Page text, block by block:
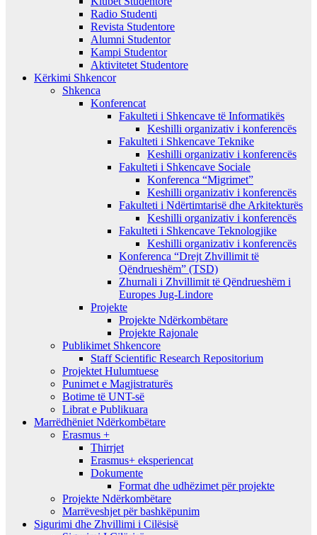
Radio Studenti
Revista Studentore
Alumni Studentor
Kampi Studentor
Aktivitetet Studentore
Kërkimi Shkencor
Shkenca
Konferencat
Fakulteti i Shkencave të Informatikës
Keshilli organizativ i konferencës
Fakulteti i Shkencave Teknike
Keshilli organizativ i konferencës
Fakulteti i Shkencave Sociale
Konferenca “Migrimet”
Keshilli organizativ i konferencës
Fakulteti i Ndërtimtarisë dhe Arkitekturës
Keshilli organizativ i konferencës
Fakulteti i Shkencave Teknologjike
Keshilli organizativ i konferencës
Konferenca “Drejt Zhvillimit të
Qëndrueshëm” (TSD)
Zhurnali i Zhvillimit të Qëndrueshëm i
Europes Jug-Lindore
Projekte
Projekte Ndërkombëtare
Projekte Rajonale
Publikimet Shkencore
Staff Scientific Research Repositorium
Projektet Hulumtuese
Punimet e Magjistraturës
Botime të UNT-së
Librat e Publikuara
Marrëdhëniet Ndërkombëtare
Erasmus +
Thirrjet
Erasmus+ eksperiencat
Dokumente
Format dhe udhëzimet për projekte
Projekte Ndërkombëtare
Marrëveshjet për bashkëpunim
Sigurimi dhe Zhvillimi i Cilësisë